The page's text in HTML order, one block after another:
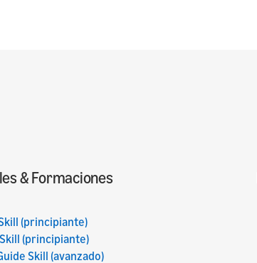
& Formaciones
(principiante)
(principiante)
Skill (avanzado)